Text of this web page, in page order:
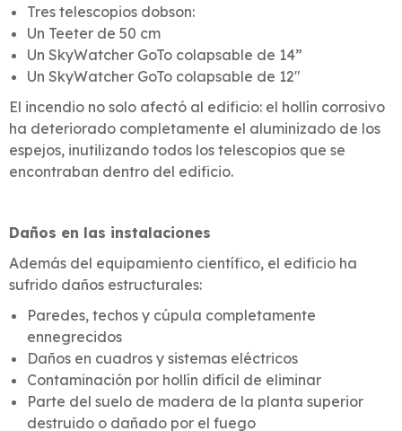
Tres telescopios dobson:
Un Teeter de 50 cm
Un SkyWatcher GoTo colapsable de 14”
Un SkyWatcher GoTo colapsable de 12″
El incendio no solo afectó al edificio: el hollín corrosivo
ha deteriorado completamente el aluminizado de los
espejos, inutilizando todos los telescopios que se
encontraban dentro del edificio.
Daños en las instalaciones
Además del equipamiento científico, el edificio ha
sufrido daños estructurales:
Paredes, techos y cúpula completamente
ennegrecidos
Daños en cuadros y sistemas eléctricos
Contaminación por hollín difícil de eliminar
Parte del suelo de madera de la planta superior
destruido o dañado por el fuego